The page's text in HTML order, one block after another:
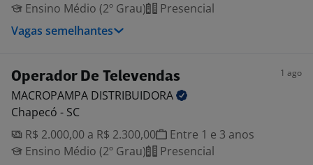
Ensino Médio (2º Grau)
Presencial
Vagas semelhantes
Operador De Televendas 1 ago
MACROPAMPA DISTRIBUIDORA
Chapecó - SC
R$ 2.000,00 a R$ 2.300,00
Entre 1 e 3 anos
Ensino Médio (2º Grau)
Presencial